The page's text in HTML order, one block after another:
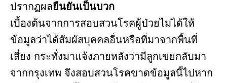
ปรากฏผลยืนยันเป็นบวก
เบื้องต้นจากการสอบสวนโรคผู้ป่วยไม่ได้ให้
ข้อมูลว่าได้สัมผัสบุคคลอื่นหรือที่มาจากพื้นที่
เสี่ยง กระทั่งมาแจ้งภายหลังว่ามีลูกเขยกลับมา
จากกรุงเทพ จึงสอบสวนโรคขาดข้อมูลนี้ไปหาก